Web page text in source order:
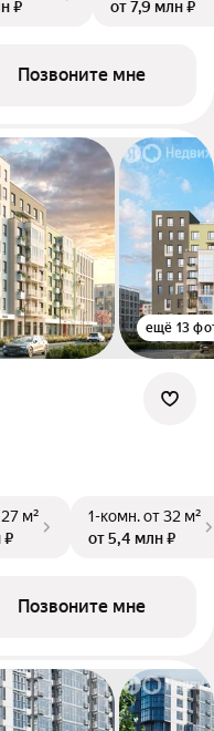
₽
от 7,9 млн ₽
Позвоните мне
ещё 13
м²
₽
1-комн.от 32 м²
от 5,4 млн ₽
Позвоните мне